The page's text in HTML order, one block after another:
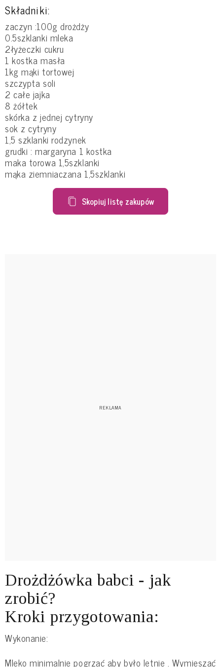
Składniki:
zaczyn :100g drożdży
0.5szklanki mleka
2łyżeczki cukru
1 kostka masła
1kg mąki tortowej
szczypta soli
2 całe jajka
8 żółtek
skórka z jednej cytryny
sok z cytryny
1,5 szklanki rodzynek
grudki : margaryna 1 kostka
maka torowa 1,5szklanki
mąka ziemniaczana 1,5szklanki
Skopiuj listę zakupów
Drożdżówka babci - jak
zrobić?
Kroki przygotowania:
Wykonanie:
Mleko minimalnie pogrzać aby było letnie . Wymieszać